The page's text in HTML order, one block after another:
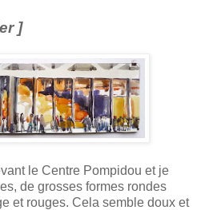
]
le Centre Pompidou et je
de grosses formes rondes
et rouges. Cela semble doux et